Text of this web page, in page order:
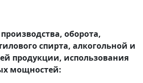
оборота,
спирта, алкогольной и
продукции, использования
мощностей: